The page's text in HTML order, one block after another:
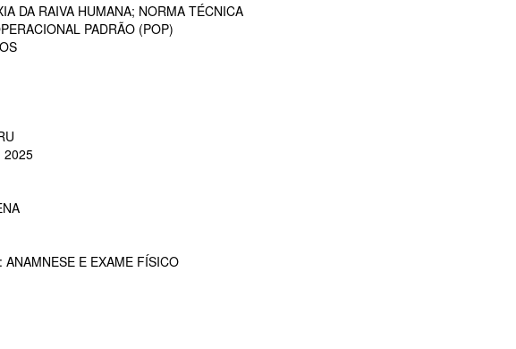
DA RAIVA HUMANA; NORMA TÉCNICA
PADRÃO (POP)
2025
ANAMNESE E EXAME FÍSICO